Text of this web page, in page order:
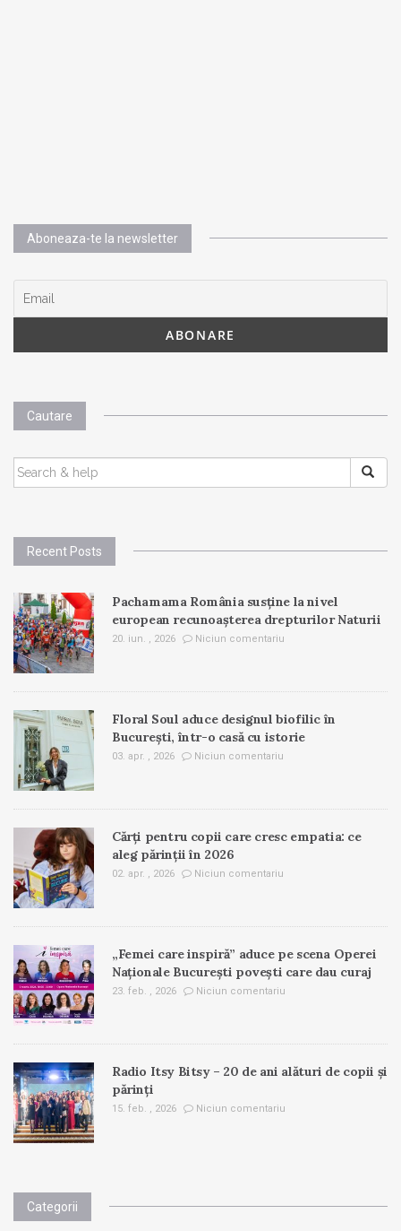
Aboneaza-te la newsletter
Cautare
SEARCH
FOR:
Recent Posts
Pachamama România susține la nivel
european recunoașterea drepturilor Naturii
20. iun. , 2026 Niciun comentariu
Floral Soul aduce designul biofilic în
București, într-o casă cu istorie
03. apr. , 2026 Niciun comentariu
Cărți pentru copii care cresc empatia: ce
aleg părinții în 2026
02. apr. , 2026 Niciun comentariu
„Femei care inspiră” aduce pe scena Operei
Naționale București povești care dau curaj
23. feb. , 2026 Niciun comentariu
Radio Itsy Bitsy – 20 de ani alături de copii și
părinți
15. feb. , 2026 Niciun comentariu
Categorii